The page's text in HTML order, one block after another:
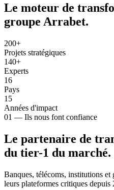
Le moteur de
groupe Arrabet.
200+
Projets stratégiques
140+
Experts
16
Pays
15
Années d'impact
01 — Ils nous font confiance
Le partenaire de
du tier-1 du marché.
Banques, télécoms, institutions
leurs plateformes critiques depuis